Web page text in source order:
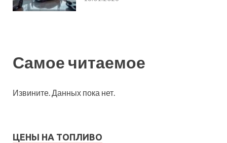
Самое читаемое
Извините. Данных пока нет.
ЦЕНЫ НА ТОПЛИВО